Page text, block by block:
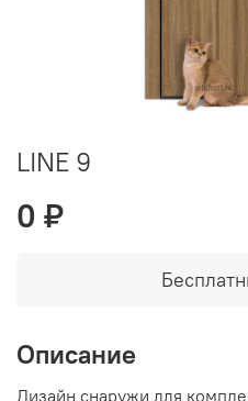
LINE 9
0 ₽
Описание
Дизайн снаружи для